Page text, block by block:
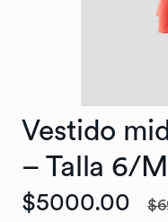
Vestido
– Talla 6​/​M
$5000.00